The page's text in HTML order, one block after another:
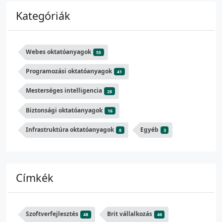
Kategóriák
Webes oktatóanyagok 55
Programozási oktatóanyagok 41
Mesterséges intelligencia 28
Biztonsági oktatóanyagok 16
Infrastruktúra oktatóanyagok 8 Egyéb 3
Címkék
Szoftverfejlesztés 48 Brit vállalkozás 46